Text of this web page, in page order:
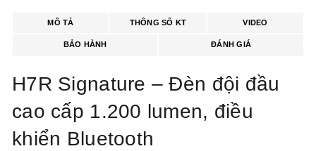
MÔ TẢ THÔNG SỐ KT VIDEO
BẢO HÀNH ĐÁNH GIÁ
H7R Signature – Đèn đội đầu
cao cấp 1.200 lumen, điều
khiển Bluetooth